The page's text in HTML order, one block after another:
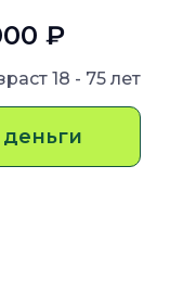
₽
18 - 75 лет